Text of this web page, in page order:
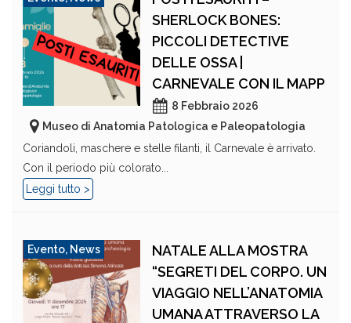
SHERLOCK BONES:
PICCOLI DETECTIVE
DELLE OSSA |
CARNEVALE CON IL MAPP
8 Febbraio 2026
Museo di Anatomia Patologica e Paleopatologia
Coriandoli, maschere e stelle filanti, il Carnevale è arrivato.
Con il periodo più colorato...
Leggi tutto >
Evento, News
NATALE ALLA MOSTRA
“SEGRETI DEL CORPO. UN
VIAGGIO NELL’ANATOMIA
UMANA ATTRAVERSO LA